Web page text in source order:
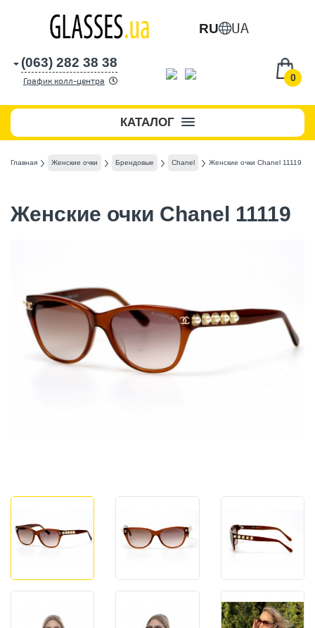
RU UA
0
(063) 282 38 38
График колл-центра
КАТАЛОГ
Главная Женские очки Брендовые Chanel Женские очки Chanel 11119
Женские очки Chanel 11119